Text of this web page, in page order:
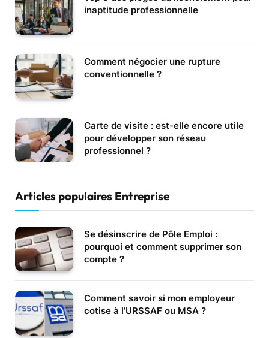
inaptitude professionnelle
Comment négocier une rupture
conventionnelle ?
Carte de visite : est-elle encore utile
pour développer son réseau
professionnel ?
Articles populaires Entreprise
Se désinscrire de Pôle Emploi :
pourquoi et comment supprimer son
compte ?
Comment savoir si mon employeur
cotise à l’URSSAF ou MSA ?